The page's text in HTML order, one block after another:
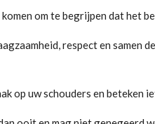
om te begrijpen dat het
respect en samen
op uw schouders en